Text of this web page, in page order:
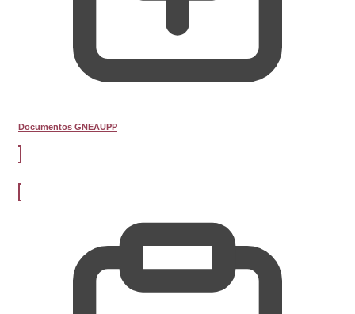
Documentos GNEAUPP